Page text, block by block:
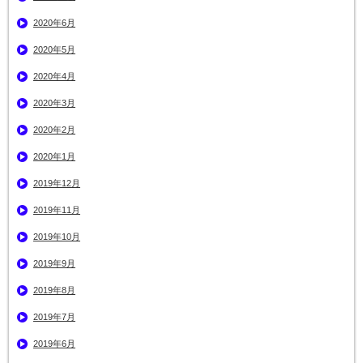
2020年6月
2020年5月
2020年4月
2020年3月
2020年2月
2020年1月
2019年12月
2019年11月
2019年10月
2019年9月
2019年8月
2019年7月
2019年6月